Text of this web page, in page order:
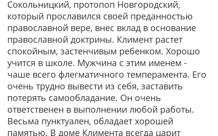
Сокольницкий, протопоп Новгородский,
который прославился своей преданностью
православной вере, внес вклад в основание
православной доктрины. Климент растет
спокойным, застенчивым ребенком. Хорошо
учится в школе. Мужчина с этим именем -
чаше всего флегматичного темперамента. Его
очень трудно вывести из себя, заставить
потерять самообладание. Он очень
ответственен в выполнении любой работы.
Весьма пунктуален, обладает хорошей
памятью. В доме Климента всегда царит